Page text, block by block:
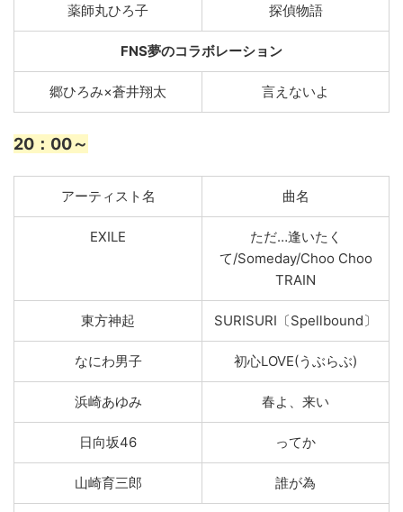
薬師丸ひろ子 探偵物語
FNS夢のコラボレーション
郷ひろみ×蒼井翔太 ⾔えないよ
20 ：00～
アーティスト名 曲名
EXILE
ただ…逢いたく
て/Someday/Choo Choo
TRAIN
東方神起 SURISURI〔Spellbound〕
なにわ男子 初心LOVE(うぶらぶ)
浜崎あゆみ 春よ、来い
日向坂46 ってか
山崎育三郎 誰が為